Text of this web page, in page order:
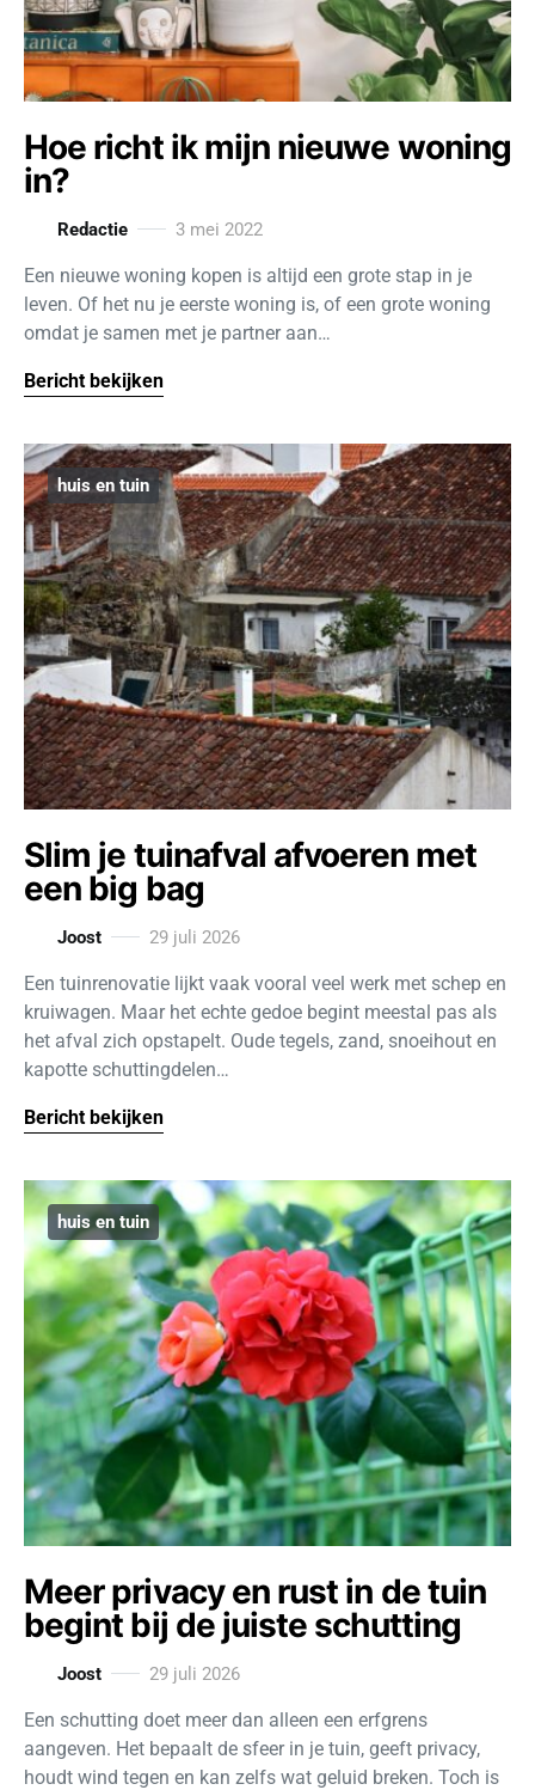
Hoe richt ik mijn nieuwe woning
in?
Redactie 3 mei 2022
Een nieuwe woning kopen is altijd een grote stap in je
leven. Of het nu je eerste woning is, of een grote woning
omdat je samen met je partner aan…
Bericht bekijken
huis en tuin
Slim je tuinafval afvoeren met
een big bag
Joost 29 juli 2026
Een tuinrenovatie lijkt vaak vooral veel werk met schep en
kruiwagen. Maar het echte gedoe begint meestal pas als
het afval zich opstapelt. Oude tegels, zand, snoeihout en
kapotte schuttingdelen…
Bericht bekijken
huis en tuin
Meer privacy en rust in de tuin
begint bij de juiste schutting
Joost 29 juli 2026
Een schutting doet meer dan alleen een erfgrens
aangeven. Het bepaalt de sfeer in je tuin, geeft privacy,
houdt wind tegen en kan zelfs wat geluid breken. Toch is